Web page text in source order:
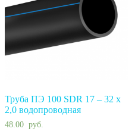
Труба ПЭ 100 SDR 17 – 32 х
2,0 водопроводная
48.00 руб.